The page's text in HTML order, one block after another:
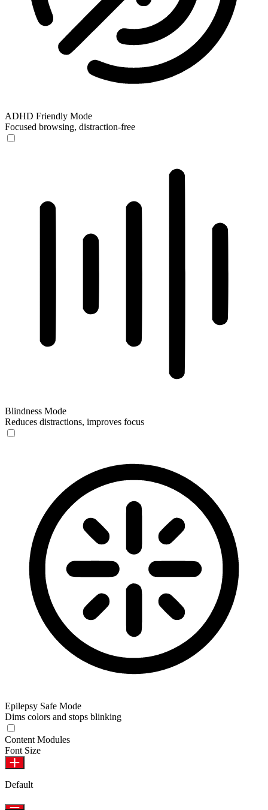
ADHD Friendly Mode
Focused browsing, distraction-free
Blindness Mode
Reduces distractions, improves focus
Epilepsy Safe Mode
Dims colors and stops blinking
Content Modules
Font Size
Default